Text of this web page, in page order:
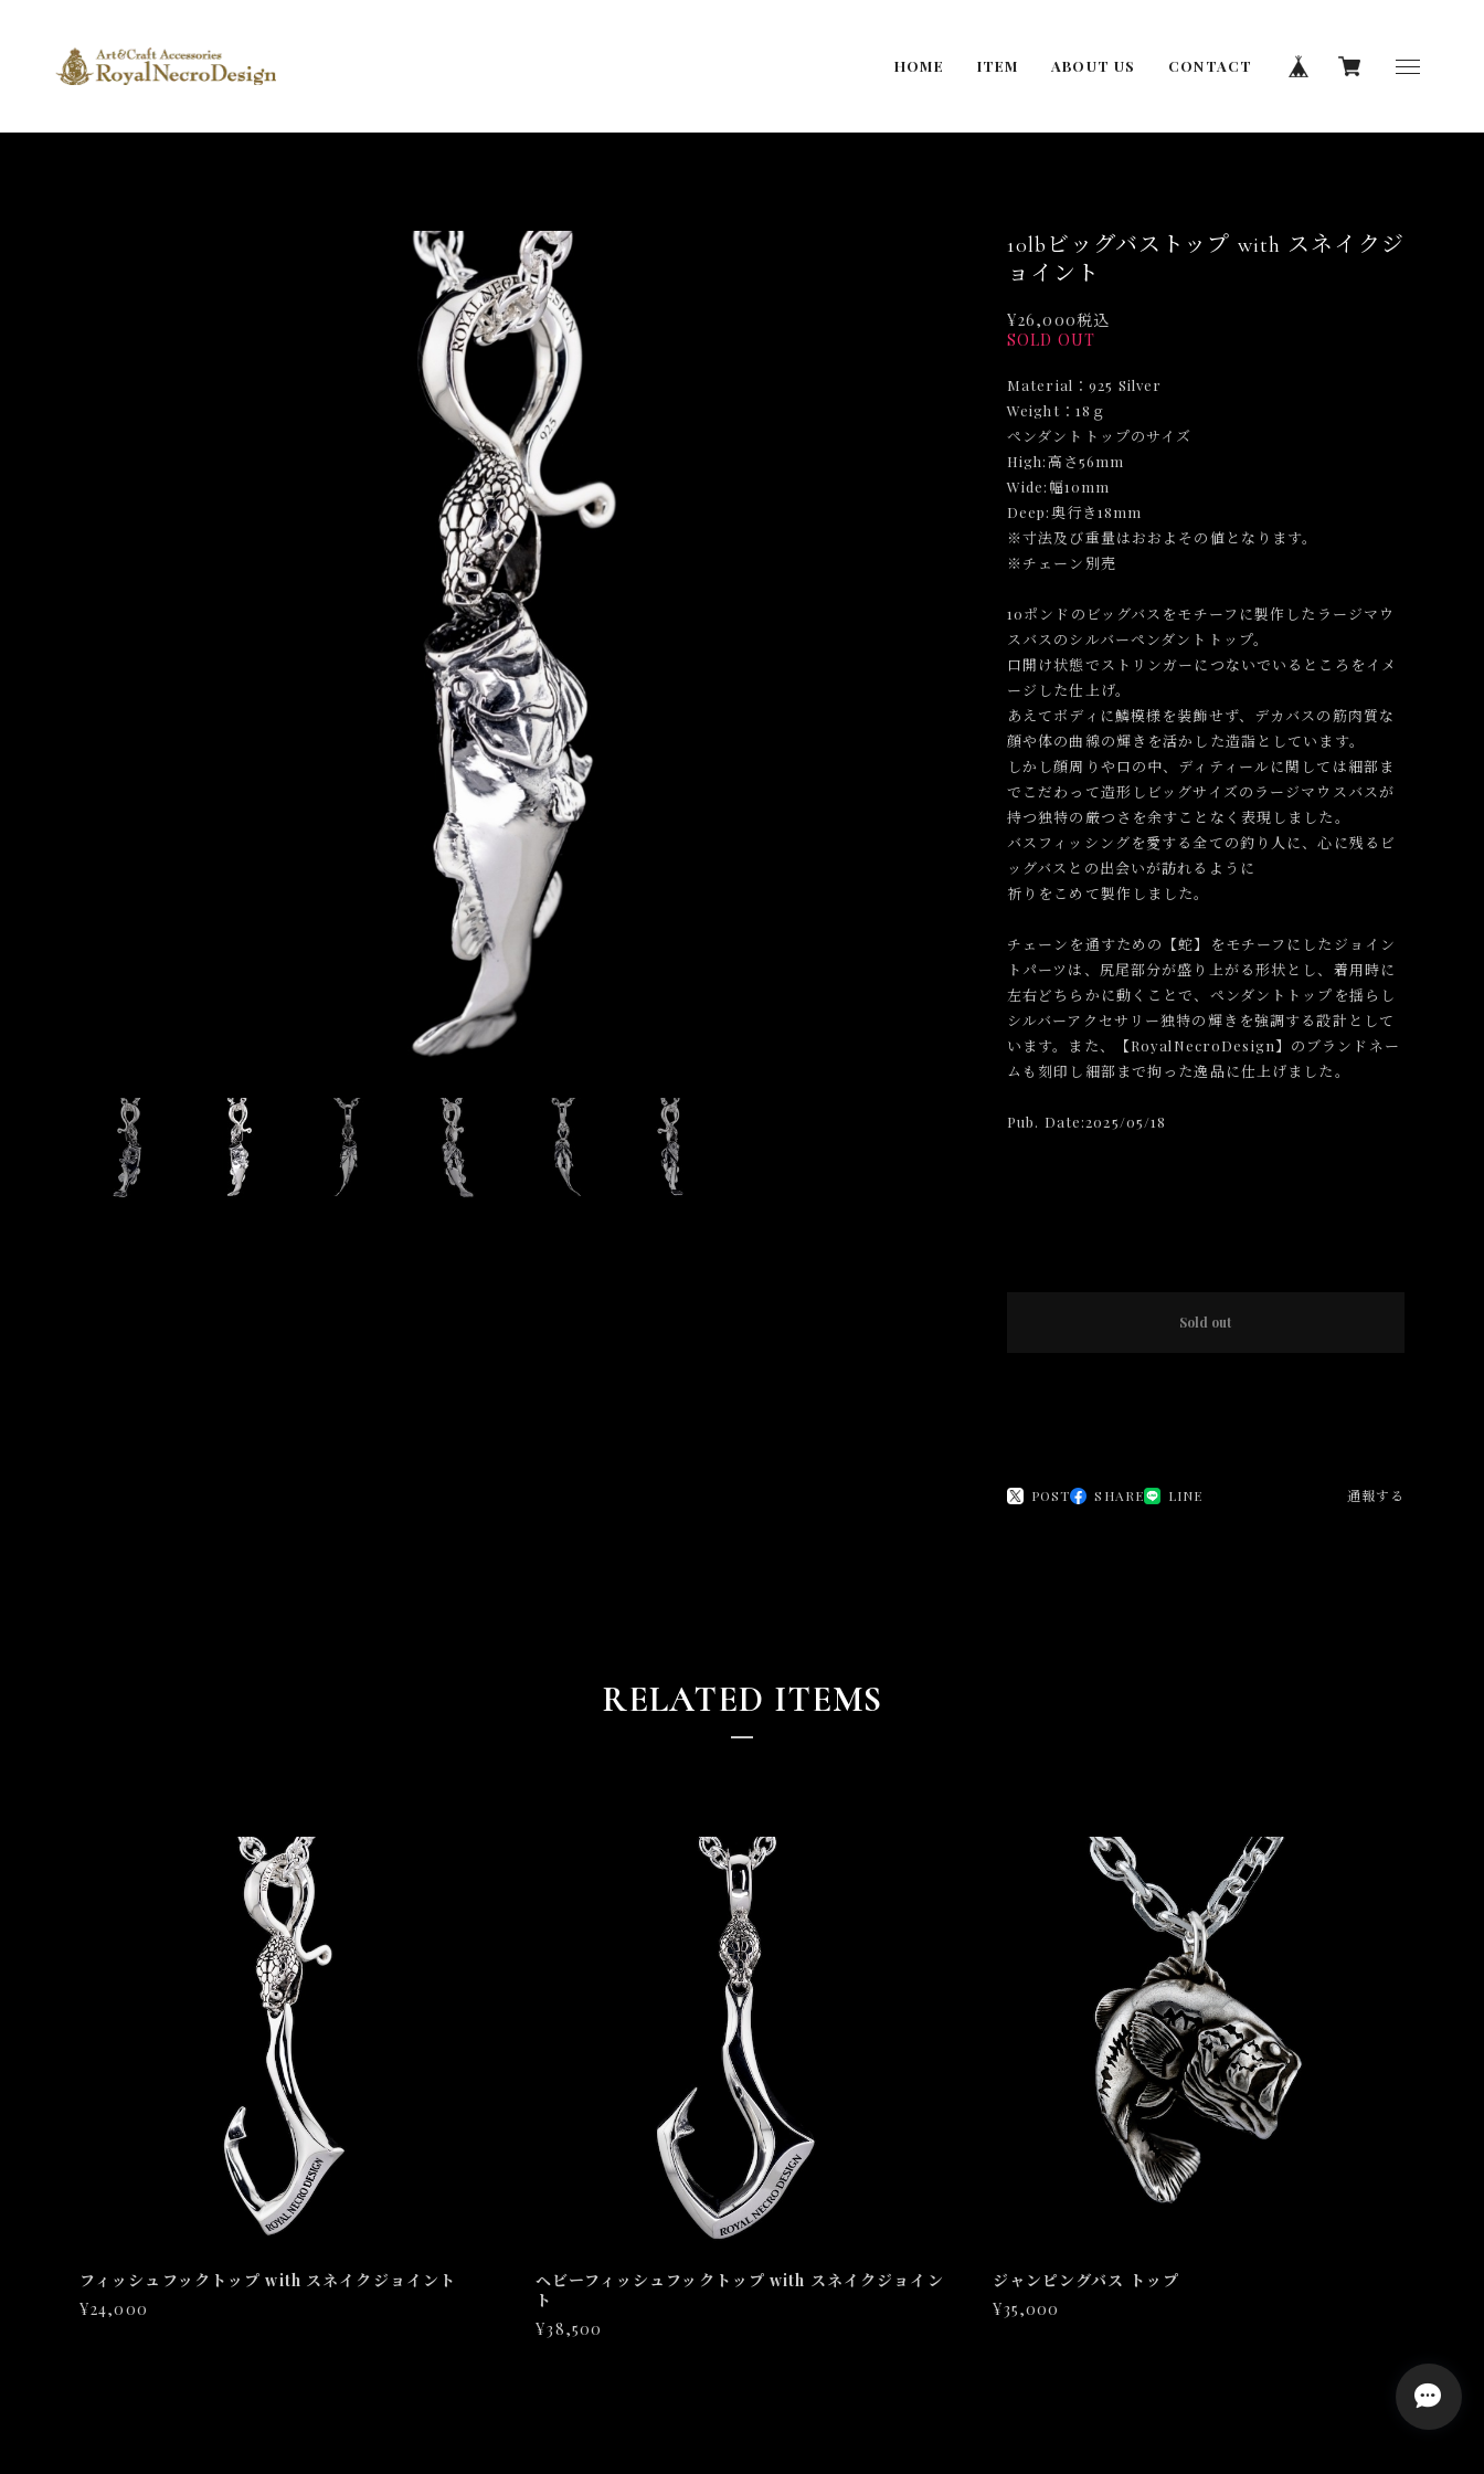
HOME ITEM ABOUT US CONTACT
10lbビッグバストップ with スネイクジ
ョイント
¥26,000税込
SOLD OUT
Material：925 Silver
Weight：18ｇ
ペンダントトップのサイズ
High:高さ56mm
Wide:幅10mm
Deep:奥行き18mm
※寸法及び重量はおおよその値となります。
※チェーン別売
10ポンドのビッグバスをモチーフに製作したラージマウ
スバスのシルバーペンダントトップ。
口開け状態でストリンガーにつないでいるところをイメ
ージした仕上げ。
あえてボディに鱗模様を装飾せず、デカバスの筋肉質な
顔や体の曲線の輝きを活かした造詣としています。
しかし顔周りや口の中、ディティールに関しては細部ま
でこだわって造形しビッグサイズのラージマウスバスが
持つ独特の厳つさを余すことなく表現しました。
バスフィッシングを愛する全ての釣り人に、心に残るビ
ッグバスとの出会いが訪れるように
祈りをこめて製作しました。
チェーンを通すための【蛇】をモチーフにしたジョイン
トパーツは、尻尾部分が盛り上がる形状とし、着用時に
左右どちらかに動くことで、ペンダントトップを揺らし
シルバーアクセサリー独特の輝きを強調する設計として
います。また、【RoyalNecroDesign】のブランドネー
ムも刻印し細部まで拘った逸品に仕上げました。
Pub. Date:2025/05/18
Sold out
POST SHARE LINE 通報する
RELATED ITEMS
フィッシュフックトップ with スネイクジョイント
¥24,000
ヘビーフィッシュフックトップ with スネイクジョイン
ト
¥38,500
ジャンピングバス トップ
¥35,000